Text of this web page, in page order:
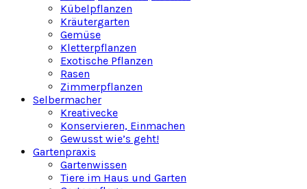
Kübelpflanzen
Kräutergarten
Gemüse
Kletterpflanzen
Exotische Pflanzen
Rasen
Zimmerpflanzen
Selbermacher
Kreativecke
Konservieren, Einmachen
Gewusst wie’s geht!
Gartenpraxis
Gartenwissen
Tiere im Haus und Garten